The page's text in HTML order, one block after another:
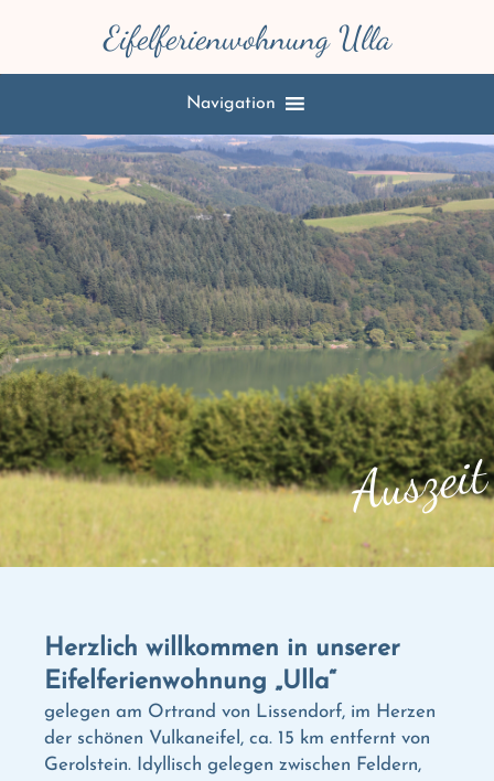
Eifelferienwohnung Ulla
Navigation
Auszeit
Herzlich willkommen in unserer
Eifelferienwohnung „Ulla“
gelegen am Ortrand von Lissendorf, im Herzen
der schönen Vulkaneifel, ca. 15 km entfernt von
Gerolstein. Idyllisch gelegen zwischen Feldern,